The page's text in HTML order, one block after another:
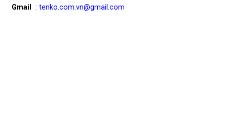
Gmail
: tenko.com.vn@gmail.com